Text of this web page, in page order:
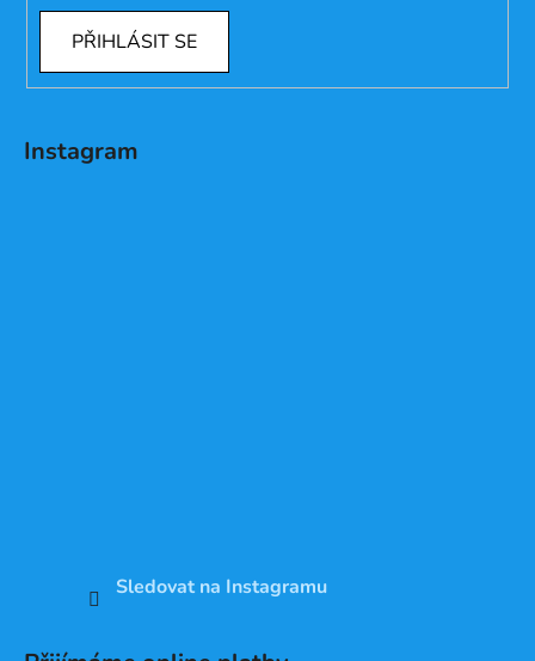
PŘIHLÁSIT SE
Instagram
Sledovat na Instagramu